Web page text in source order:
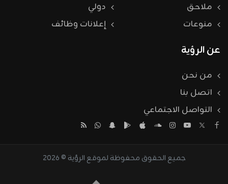
ملاحق
دولي
منوعات
إعلانات وظائف
عن الرؤية
من نحن
اتصل بنا
التواصل الاجتماعي
جميع الحقوق محفوظة لموقع الرؤية © 2026